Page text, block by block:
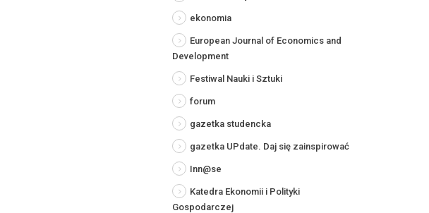
ekonomia
European Journal of Economics and
Development
Festiwal Nauki i Sztuki
forum
gazetka studencka
gazetka UPdate. Daj się zainspirować
Inn@se
Katedra Ekonomii i Polityki
Gospodarczej